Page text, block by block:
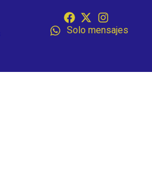
Solo mensajes